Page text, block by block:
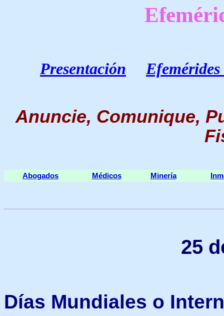
Presentación
Anuncie, Comunique,
Abogados Médicos Minería
25
Días Mundiales o